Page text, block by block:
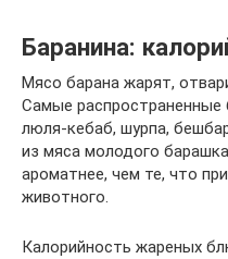
Баранина:
Мясо барана жарят,
Самые
люля-кебаб, шурпа,
из мяса молодого
ароматнее, чем те, что
животного.
Калорийность жареных